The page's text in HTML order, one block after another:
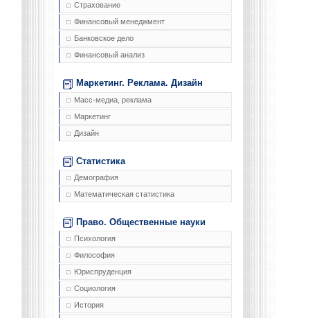
Страхование
Финансовый менеджмент
Банковское дело
Финансовый анализ
Маркетинг. Реклама. Дизайн
Масс-медиа, реклама
Маркетинг
Дизайн
Статистика
Демография
Математическая статистика
Право. Общественные науки
Психология
Философия
Юриспруденция
Социология
История